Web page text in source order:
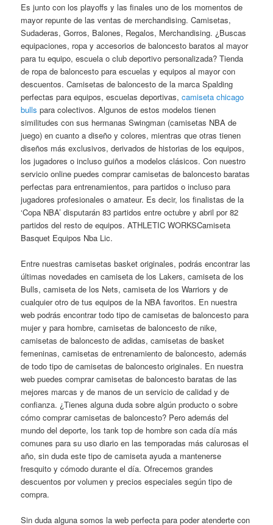
Es junto con los playoffs y las finales uno de los momentos de
mayor repunte de las ventas de merchandising. Camisetas,
Sudaderas, Gorros, Balones, Regalos, Merchandising. ¿Buscas
equipaciones, ropa y accesorios de baloncesto baratos al mayor
para tu equipo, escuela o club deportivo personalizada? Tienda
de ropa de baloncesto para escuelas y equipos al mayor con
descuentos. Camisetas de baloncesto de la marca Spalding
perfectas para equipos, escuelas deportivas,camiseta chicago
bulls para colectivos. Algunos de estos modelos tienen
similitudes con sus hermanas Swingman (camisetas NBA de
juego) en cuanto a diseño y colores, mientras que otras tienen
diseños más exclusivos, derivados de historias de los equipos,
los jugadores o incluso guiños a modelos clásicos. Con nuestro
servicio online puedes comprar camisetas de baloncesto baratas
perfectas para entrenamientos, para partidos o incluso para
jugadores profesionales o amateur. Es decir, los finalistas de la
‘Copa NBA’ disputarán 83 partidos entre octubre y abril por 82
partidos del resto de equipos. ATHLETIC WORKSCamiseta
Basquet Equipos Nba Lic.
Entre nuestras camisetas basket originales, podrás encontrar las
últimas novedades en camiseta de los Lakers, camiseta de los
Bulls, camiseta de los Nets, camiseta de los Warriors y de
cualquier otro de tus equipos de la NBA favoritos. En nuestra
web podrás encontrar todo tipo de camisetas de baloncesto para
mujer y para hombre, camisetas de baloncesto de nike,
camisetas de baloncesto de adidas, camisetas de basket
femeninas, camisetas de entrenamiento de baloncesto, además
de todo tipo de camisetas de baloncesto originales. En nuestra
web puedes comprar camisetas de baloncesto baratas de las
mejores marcas y de manos de un servicio de calidad y de
confianza. ¿Tienes alguna duda sobre algún producto o sobre
cómo comprar camisetas de baloncesto? Pero además del
mundo del deporte, los tank top de hombre son cada día más
comunes para su uso diario en las temporadas más calurosas el
año, sin duda este tipo de camiseta ayuda a mantenerse
fresquito y cómodo durante el día. Ofrecemos grandes
descuentos por volumen y precios especiales según tipo de
compra.
Sin duda alguna somos la web perfecta para poder atenderte con